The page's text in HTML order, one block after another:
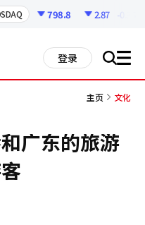
798.8 2.87 -0.36%
登录 搜 all
主页 文化
广东的旅游